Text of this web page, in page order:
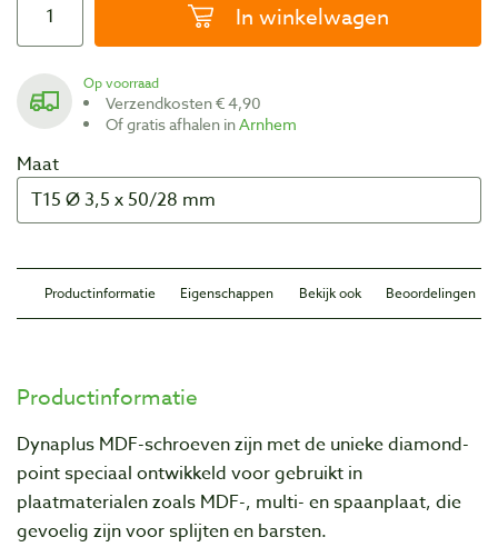
In winkelwagen
Op voorraad
Verzendkosten € 4,90
Of gratis afhalen inArnhem
Maat
Productinformatie Eigenschappen Bekijk ook Beoordelingen
Productinformatie
Dynaplus MDF-schroeven zijn met de unieke diamond-
point speciaal ontwikkeld voor gebruikt in
plaatmaterialen zoals MDF-, multi- en spaanplaat, die
gevoelig zijn voor splijten en barsten.